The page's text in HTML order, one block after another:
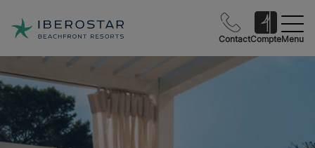
ContactCompteMenu